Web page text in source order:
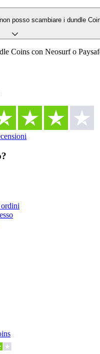
posso scambiare i dundle
Coins con Neosurf o